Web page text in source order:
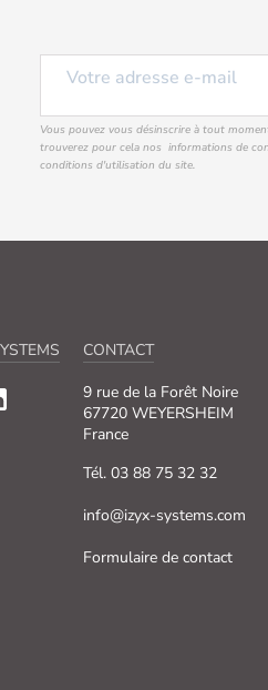
Vous pouvez vous désinscrire à tout
trouverez pour cela nos informations de
conditions d'utilisation du site.
CONTACT
9 rue de la Forêt Noire
67720 WEYERSHEIM
France
Tél. 03 88 75 32 32
info@izyx-systems.com
Formulaire de contact